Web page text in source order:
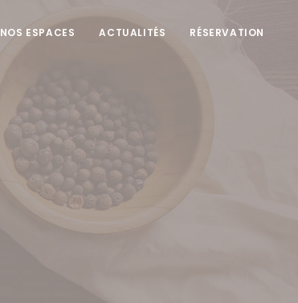
NOS ESPACES ACTUALITÉS RÉSERVATION